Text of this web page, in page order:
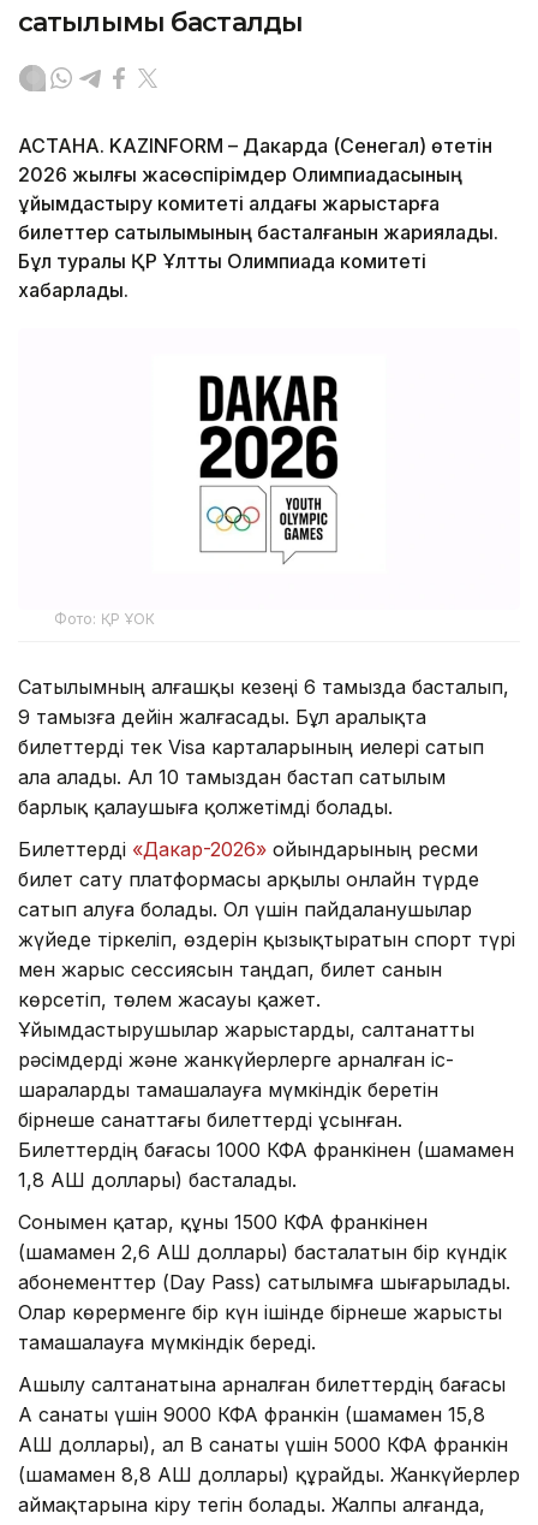
сатылымы басталды
АСТАНА. KAZINFORM – Дакарда (Сенегал) өтетін
2026 жылғы жасөспірімдер Олимпиадасының
ұйымдастыру комитеті алдағы жарыстарға
билеттер сатылымының басталғанын жариялады.
Бұл туралы ҚР Ұлттық Олимпиада комитеті
хабарлады.
Фото: ҚР ҰОК
Сатылымның алғашқы кезеңі 6 тамызда басталып,
9 тамызға дейін жалғасады. Бұл аралықта
билеттерді тек Visa карталарының иелері сатып
ала алады. Ал 10 тамыздан бастап сатылым
барлық қалаушыға қолжетімді болады.
Билеттерді «Дакар-2026» ойындарының ресми
билет сату платформасы арқылы онлайн түрде
сатып алуға болады. Ол үшін пайдаланушылар
жүйеде тіркеліп, өздерін қызықтыратын спорт түрі
мен жарыс сессиясын таңдап, билет санын
көрсетіп, төлем жасауы қажет.
Ұйымдастырушылар жарыстарды, салтанатты
рәсімдерді және жанкүйерлерге арналған іс-
шараларды тамашалауға мүмкіндік беретін
бірнеше санаттағы билеттерді ұсынған.
Билеттердің бағасы 1000 КФА франкінен (шамамен
1,8 АҚШ доллары) басталады.
Сонымен қатар, құны 1500 КФА франкінен
(шамамен 2,6 АҚШ доллары) басталатын бір күндік
абонементтер (Day Pass) сатылымға шығарылады.
Олар көрерменге бір күн ішінде бірнеше жарысты
тамашалауға мүмкіндік береді.
Ашылу салтанатына арналған билеттердің бағасы
А санаты үшін 9000 КФА франкін (шамамен 15,8
АҚШ доллары), ал B санаты үшін 5000 КФА франкін
(шамамен 8,8 АҚШ доллары) құрайды. Жанкүйерлер
аймақтарына кіру тегін болады. Жалпы алғанда,